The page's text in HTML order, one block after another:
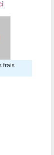
frais